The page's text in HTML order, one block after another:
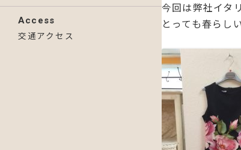
Access
交通アクセス
今回は弊社イタ
とっても春らし